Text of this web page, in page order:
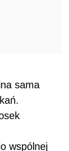
sama
wspólnej